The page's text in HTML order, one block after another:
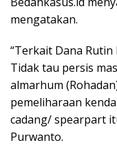
mengatakan.
“Terkait Dana Rutin
Tidak tau persis
almarhum
pemeliharaan
cadang/ spearpart
Purwanto.